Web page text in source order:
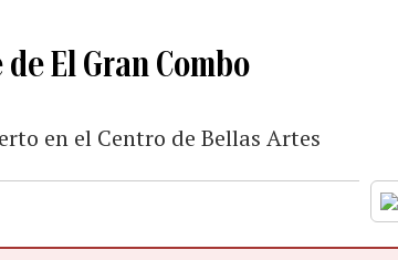
El Gran Combo
en el Centro de Bellas Artes